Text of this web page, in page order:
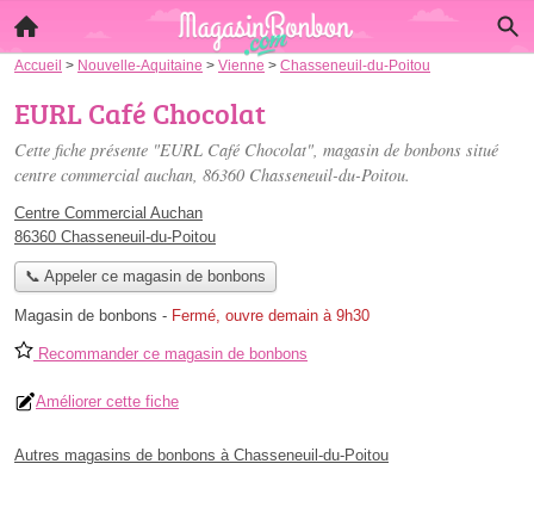
Accueil > Nouvelle-Aquitaine > Vienne > Chasseneuil-du-Poitou
EURL Café Chocolat
Cette fiche présente "EURL Café Chocolat", magasin de bonbons situé
centre commercial auchan, 86360 Chasseneuil-du-Poitou.
Centre Commercial Auchan
86360 Chasseneuil-du-Poitou
📞 Appeler ce magasin de bonbons
Magasin de bonbons - Fermé, ouvre demain à 9h30
Recommander ce magasin de bonbons
Améliorer cette fiche
Autres magasins de bonbons à Chasseneuil-du-Poitou